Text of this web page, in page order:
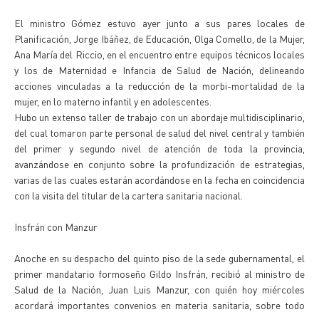
El ministro Gómez estuvo ayer junto a sus pares locales de
Planificación, Jorge Ibáñez, de Educación, Olga Comello, de la Mujer,
Ana María del Riccio, en el encuentro entre equipos técnicos locales
y los de Maternidad e Infancia de Salud de Nación, delineando
acciones vinculadas a la reducción de la morbi-mortalidad de la
mujer, en lo materno infantil y en adolescentes.
Hubo un extenso taller de trabajo con un abordaje multidisciplinario,
del cual tomaron parte personal de salud del nivel central y también
del primer y segundo nivel de atención de toda la provincia,
avanzándose en conjunto sobre la profundización de estrategias,
varias de las cuales estarán acordándose en la fecha en coincidencia
con la visita del titular de la cartera sanitaria nacional.
Insfrán con Manzur
Anoche en su despacho del quinto piso de la sede gubernamental, el
primer mandatario formoseño Gildo Insfrán, recibió al ministro de
Salud de la Nación, Juan Luis Manzur, con quién hoy miércoles
acordará importantes convenios en materia sanitaria, sobre todo